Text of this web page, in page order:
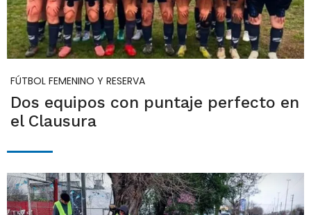
FÚTBOL FEMENINO Y RESERVA
Dos equipos con puntaje perfecto en
el Clausura